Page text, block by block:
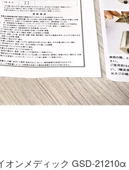
オンメディック GSD-21210α